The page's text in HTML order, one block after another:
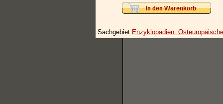
Sachgebiet Enzyklopädien: Osteuropäische